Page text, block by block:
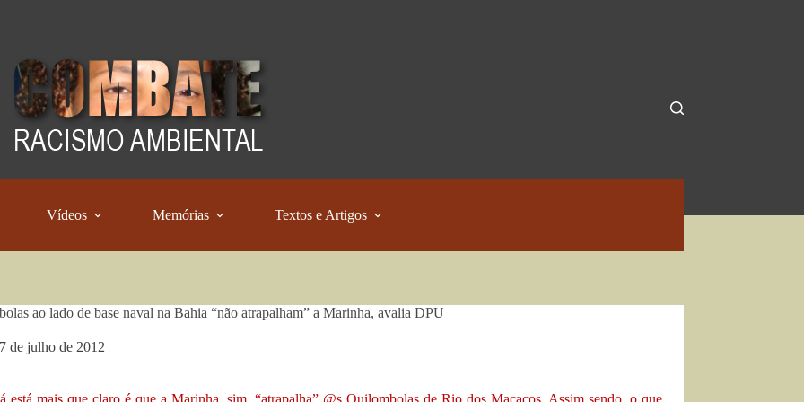
Vídeos Memórias Textos e Artigos
ao lado de base naval na Bahia “não atrapalham” a Marinha, avalia DPU
de julho de 2012
está mais que claro é que a Marinha, sim, “atrapalha” @s Quilombolas de Rio dos Macacos. Assim sendo, o que